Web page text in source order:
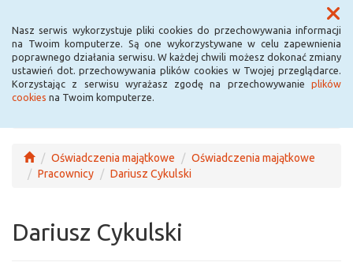
Nasz serwis wykorzystuje pliki cookies do przechowywania informacji
na Twoim komputerze. Są one wykorzystywane w celu zapewnienia
poprawnego działania serwisu. W każdej chwili możesz dokonać zmiany
ustawień dot. przechowywania plików cookies w Twojej przeglądarce.
Korzystając z serwisu wyrażasz zgodę na przechowywanie plików
cookies na Twoim komputerze.
Menu
Oświadczenia majątkowe
Oświadczenia majątkowe
Pracownicy
Dariusz Cykulski
Dariusz Cykulski